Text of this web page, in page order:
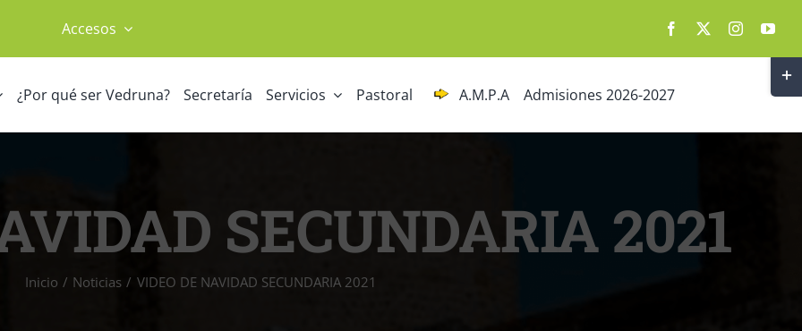
Accesos
¿Por qué ser Vedruna? Secretaría Servicios Pastoral A.M.P.A Admisiones 2026-2027
SECUNDARIA 2021
Inicio Noticias VIDEO DE NAVIDAD SECUNDARIA 2021